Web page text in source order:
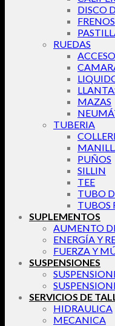
DISCO
RUEDAS
MAZAS
TUBERIA
PUÑOS
SILLIN
TEE
TUBO
TUBOS
SUPLEMENTOS
AUMENTO
ENERGÍA Y
FUERZA Y
SUSPENSIONES
SERVICIOS DE
HIDRAULICA
MECANICA